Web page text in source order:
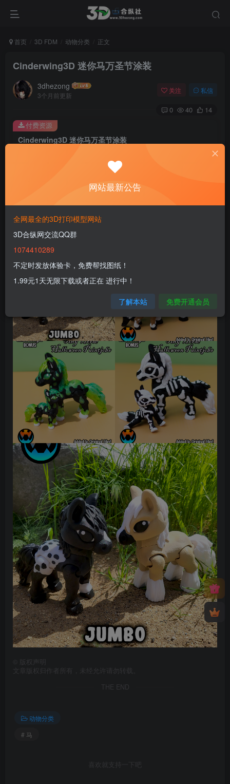
首页 3D FDM 动物分类 正文
Cinderwing3D 迷你马万圣节涂装
3dhezong
3个月前更新
关注 私信
0 40 14
Cinderwing3D 迷你马万圣节涂装
100
免费
付费资源
版权声明
文章版权归作者所有，未经允许请勿转载。
THE END
动物分类
# 马
喜欢就支持一下吧
网站最新公告
全网最全的3D打印模型网站
3D合纵网交流QQ群
1074410289
不定时发放体验卡，免费帮找图纸！
1.99元1天无限下载或者正在 进行中！
了解本站 免费开通会员